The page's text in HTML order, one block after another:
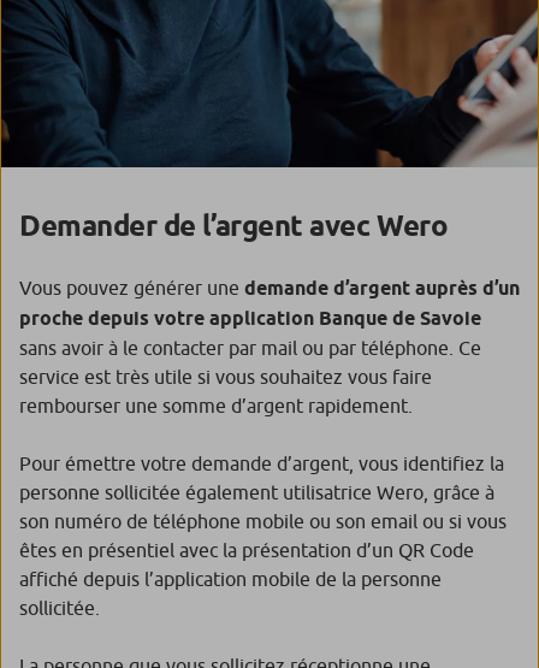
Demander de l’argent avec Wero
Vous pouvez générer une demande d’argent auprès d’un
proche depuis votre application Banque de Savoie
sans avoir à le contacter par mail ou par téléphone. Ce
service est très utile si vous souhaitez vous faire
rembourser une somme d’argent rapidement.
Pour émettre votre demande d’argent, vous identifiez la
personne sollicitée également utilisatrice Wero, grâce à
son numéro de téléphone mobile ou son email ou si vous
êtes en présentiel avec la présentation d’un QR Code
affiché depuis l’application mobile de la personne
sollicitée.